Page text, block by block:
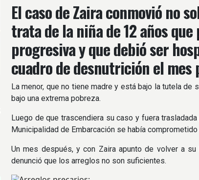
El caso de Zaira conmovió no
trata de la niña de 12 años
progresiva y que debió ser
cuadro de desnutrición el mes
La menor, que no tiene madre y está bajo la tutela de
bajo una extrema pobreza.
Luego de que trascendiera su caso y fuera
Municipalidad de Embarcación se había
Un mes después, y con Zaira apunto de volver a
denunció que los arreglos no son suficientes.